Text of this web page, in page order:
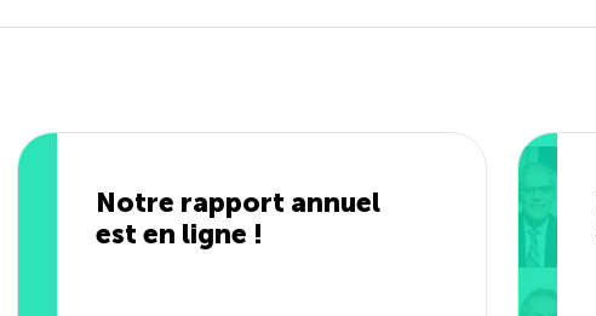
Notre rapport annuel
est en ligne !